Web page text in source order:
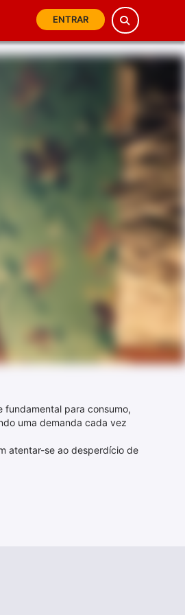
ENTRAR
fundamental para consumo,
uma demanda cada vez
atentar-se ao desperdício de